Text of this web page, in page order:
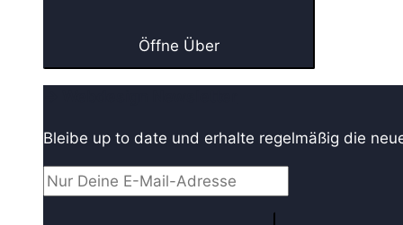
Öffne Über
Bleibe up to date und erhalte regelmäßig die